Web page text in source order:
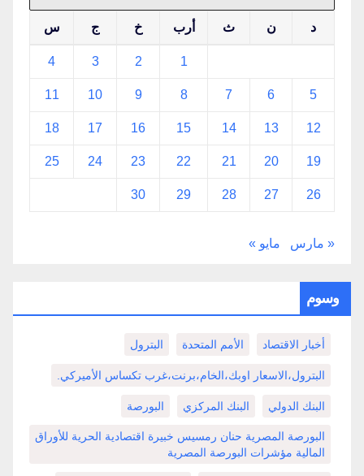
د ن ث أرب خ ج س
1
2
3
4
5
6
7
8
9
10
11
12
13
14
15
16
17
18
19
20
21
22
23
24
25
26
27
28
29
30
« مارس مايو »
وسوم
أخبار الاقتصاد الأمم المتحدة البترول
البترول،الاسعار اوبك،الخام،برنت،غرب تكساس الأميركي.
البنك الدولي البنك المركزي البورصة
البورصة المصرية حنان رمسيس خبيرة اقتصادية الحرية للأوراق
المالية مؤشرات البورصة المصرية